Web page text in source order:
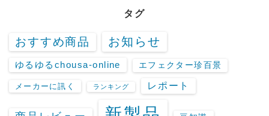
タグ
おすすめ商品 お知らせ
ゆるゆるchousa-online エフェクター珍百景
メーカーに訊く ランキング レポート